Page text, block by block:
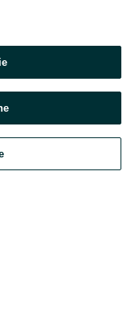
wskazanych powyżej,
aktualnym brzmieniu.